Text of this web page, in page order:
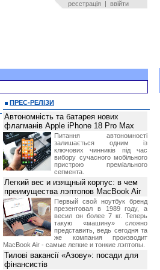
реєстрація | ввійти
ПРЕС-РЕЛІЗИ
Автономність та батарея нових
флагманів Apple iPhone 18 Pro Max
Питання автономності
залишається одним із
ключових чинників під час
вибору сучасного мобільного
пристрою преміального
сегмента.
Легкий вес и изящный корпус: в чем
преимущества лэптопов MacBook Air
Первый свой ноутбук бренд
презентовал в 1989 году, а
весил он более 7 кг. Теперь
такую «машину» сложно
представить, ведь сегодня та
же компания производит
MacBook Air - самые легкие и тонкие лэптопы.
Тилові вакансії «Азову»: посади для
фінансистів